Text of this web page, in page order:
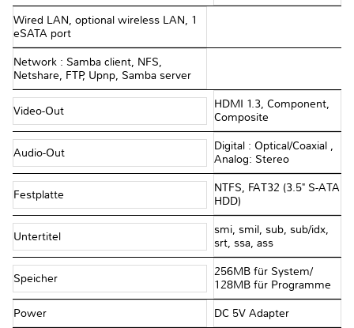
Wired LAN, optional wireless LAN, 1
eSATA port
Network : Samba client, NFS,
Netshare, FTP, Upnp, Samba server
Video-Out
HDMI 1.3, Component,
Composite
Audio-Out
Digital : Optical/Coaxial ,
Analog: Stereo
Festplatte
NTFS, FAT32 (3.5" S-ATA
HDD)
Untertitel
smi, smil, sub, sub/idx,
srt, ssa, ass
Speicher
256MB für System/
128MB für Programme
Power DC 5V Adapter